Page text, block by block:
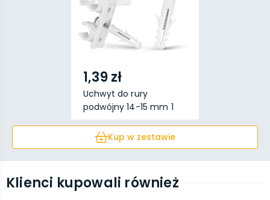
1,39 zł
Uchwyt do rury
podwójny 14-15 mm 1
szt.
Kup w zestawie
Klienci kupowali również